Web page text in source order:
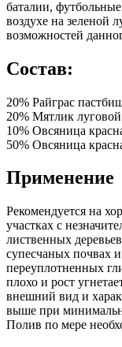
баталии,
воздухе на зеленой
возможностей
Состав:
20% Райграс
20% Мятлик
10% Овсяница
50% Овсяница
Применение
Рекомендуется на
участках с
лиственных
супесчаных почвах
переуплотненных
плохо и рост
внешний вид и
выше при
Полив по мере